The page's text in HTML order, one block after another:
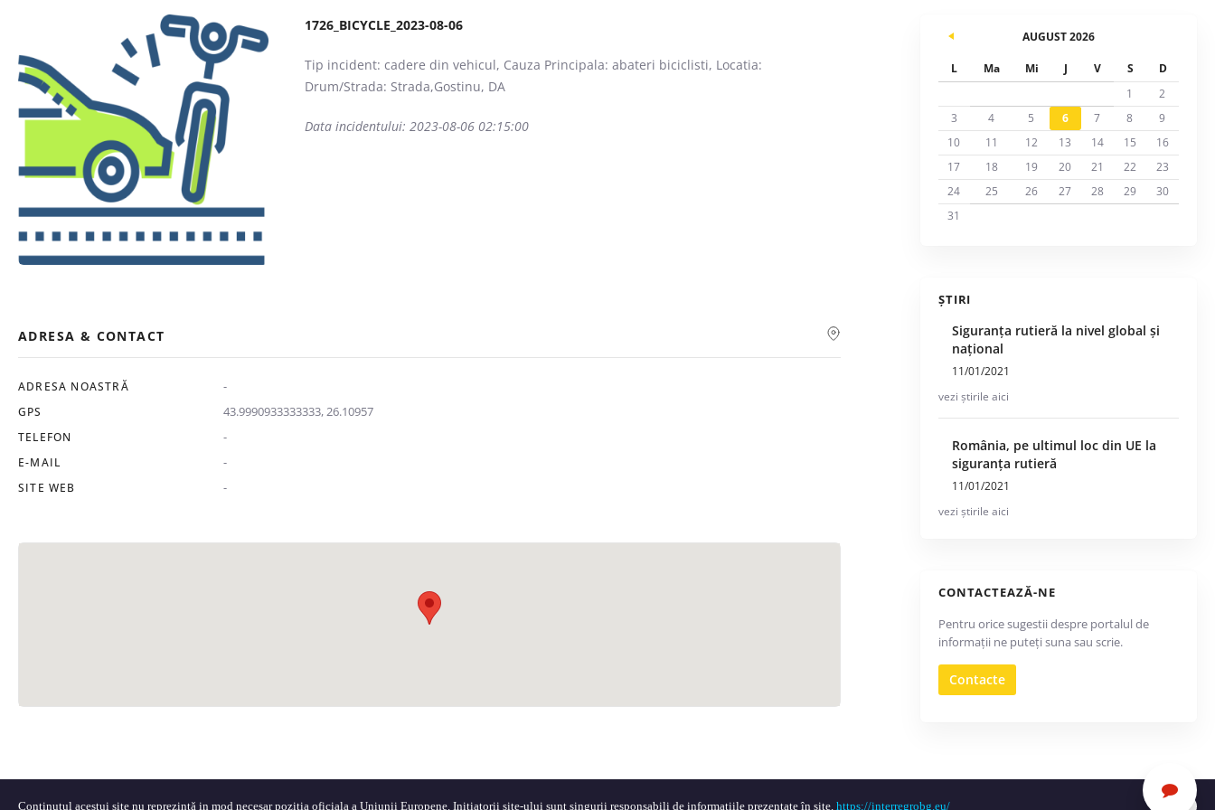
1726_BICYCLE_2023-08-06
Tip incident: cadere din vehicul, Cauza Principala: abateri biciclisti, Locatia:
Drum/Strada: Strada,Gostinu, DA
Data incidentului: 2023-08-06 02:15:00
ADRESA & CONTACT
ADRESA NOASTRĂ -
GPS 43.9990933333333, 26.10957
TELEFON -
E-MAIL -
SITE WEB -
AUGUST 2026
L Ma Mi J V S
D
1
2
3
4 5 6 7 8
9
10
11 12 13 14 15
16
17
18 19 20 21 22
23
24
25 26 27 28 29
30
31
ȘTIRI
Siguranța rutieră la nivel global și
național
11/01/2021
vezi știrile aici
România, pe ultimul loc din UE la
siguranța rutieră
11/01/2021
vezi știrile aici
CONTACTEAZĂ-NE
Pentru orice sugestii despre portalul de
informații ne puteți suna sau scrie.
Contacte
Conținutul acestui site nu reprezintă in mod necesar poziția oficiala a Uniunii Europene. Inițiatorii site-ului sunt singurii responsabili de informațiile prezentate în site. https://interregrobg.eu/